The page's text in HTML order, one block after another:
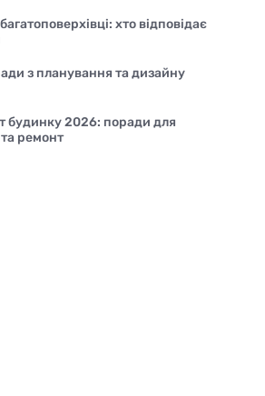
хто відповідає
з планування та дизайну
будинку 2026: поради для
ремонт